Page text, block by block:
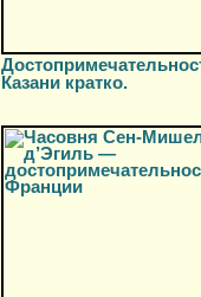
Казани кратко.